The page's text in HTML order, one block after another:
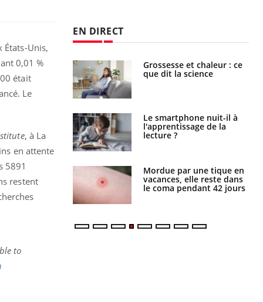
États-Unis,
0,01 %
était
Le
, à La
en attente
5891
restent
to
EN DIRECT
et chaleur : ce
science
une tique en
elle reste dans
42 jours
Mordue par un
barracuda, une petite fille
secourue grâce à un
Légionellose en Suisse :
quelle est l’origine de la
contamination ?
Allergies alimentaires :
une nouvelle arme contre
les réactions sévères